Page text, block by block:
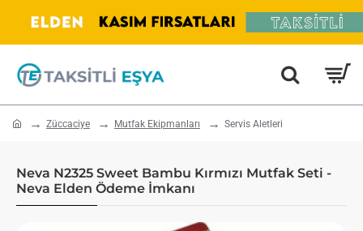
home Züccaciye Mutfak Ekipmanları Servis Aletleri
Neva N2325 Sweet Bambu Kırmızı Mutfak Seti -
Neva Elden Ödeme İmkanı